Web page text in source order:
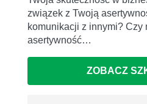
związek z Twoją
komunikacji z innymi? Czy
asertywność…
ZOBACZ